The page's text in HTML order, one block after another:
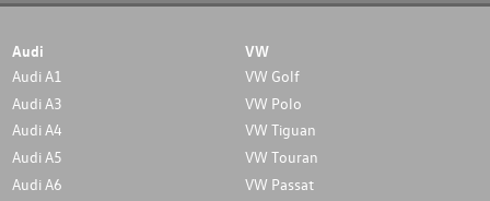
Audi
Audi A1
Audi A3
Audi A4
Audi A5
Audi A6
VW
VW Golf
VW Polo
VW Tiguan
VW Touran
VW Passat